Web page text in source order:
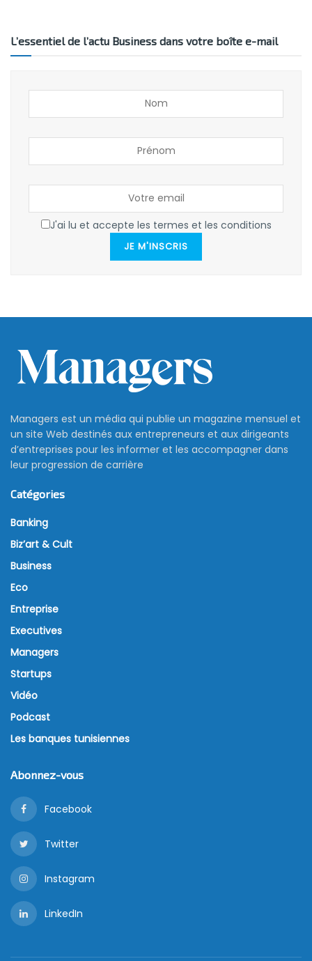
L’essentiel de l’actu Business dans votre boîte e-mail
J'ai lu et accepte les termes et les conditions
JE M'INSCRIS
Managers est un média qui publie un magazine mensuel et
un site Web destinés aux entrepreneurs et aux dirigeants
d’entreprises pour les informer et les accompagner dans
leur progression de carrière
Catégories
Banking
Biz’art & Cult
Business
Eco
Entreprise
Executives
Managers
Startups
Vidéo
Podcast
Les banques tunisiennes
Abonnez-vous
Facebook
Twitter
Instagram
LinkedIn